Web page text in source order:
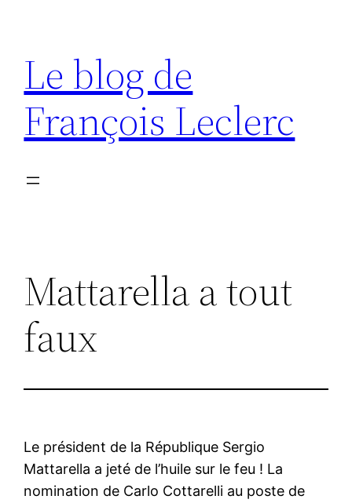
contenu
Le blog de
François Leclerc
Mattarella a tout
faux
Le président de la République Sergio
Mattarella a jeté de l’huile sur le feu ! La
nomination de Carlo Cottarelli au poste de